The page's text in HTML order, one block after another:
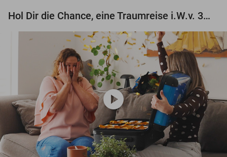
Hol Dir die Chance, eine Traumreise i.W.v. 3.000 € zu gewinnen!
play_circle